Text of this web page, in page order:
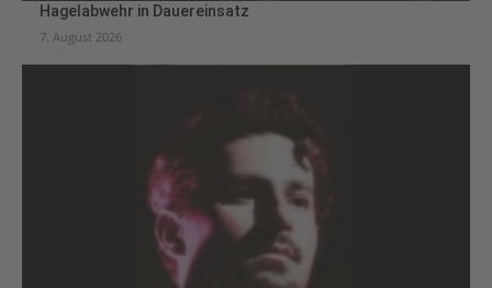
Hagelabwehr in Dauereinsatz
7. August 2026